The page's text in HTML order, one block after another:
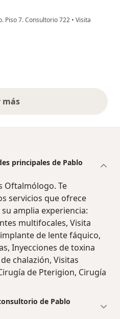
Piso 7. Consultorio 722 • Visita
munoz sierra
más
opiniones anteriores
principales de Pablo
Oftalmólogo. Te
servicios que ofrece
amplia experiencia:
multifocales, Visita
de lente fáquico,
Inyecciones de toxina
chalazión, Visitas
de Pterigion, Cirugía
de Pablo